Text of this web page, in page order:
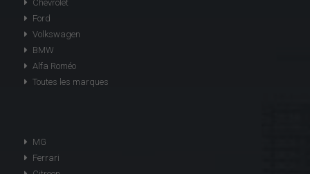
Chevrolet
Ford
Volkswagen
BMW
Alfa Roméo
Toutes les marques
MG
Ferrari